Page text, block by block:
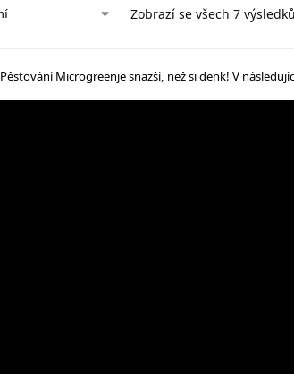
Zobrazí se všech 7 výsledků
Pěstování Microgreenje snazší, než si denk! V